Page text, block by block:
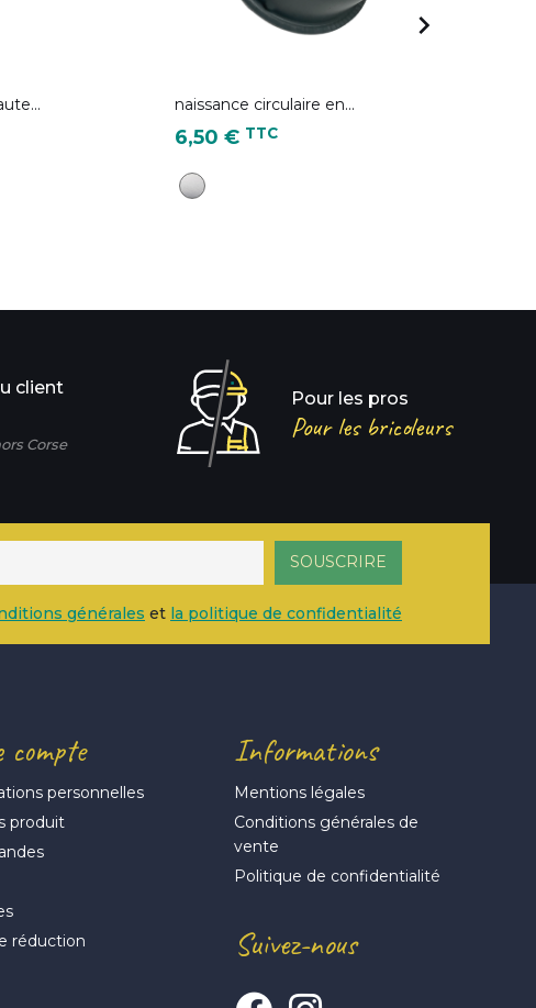
naissance circulaire en...
Prix
6,50 € TTC
Aluminium

client
Corse
Pour les pros
Pour les bricoleurs
générales et la politique de confidentialité
compte
personnelles
produit
réduction
Informations
Mentions légales
Conditions générales de
vente
Politique de confidentialité
Suivez-nous